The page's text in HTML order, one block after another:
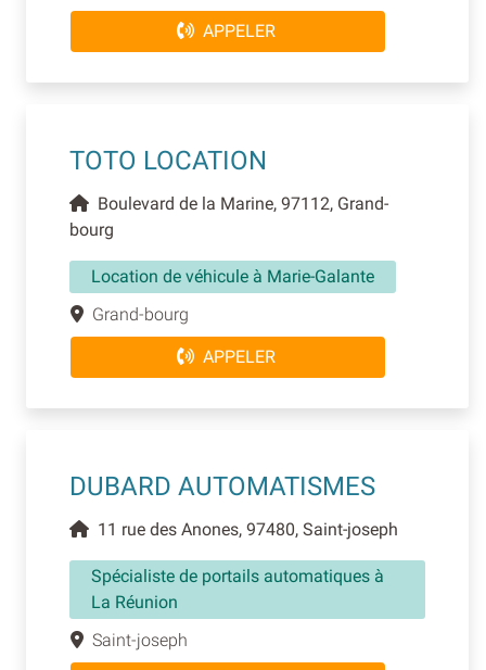
APPELER
TOTO LOCATION
Boulevard de la Marine, 97112, Grand-
bourg
Location de véhicule à Marie-Galante
Grand-bourg
APPELER
DUBARD AUTOMATISMES
11 rue des Anones, 97480, Saint-joseph
Spécialiste de portails automatiques à
La Réunion
Saint-joseph